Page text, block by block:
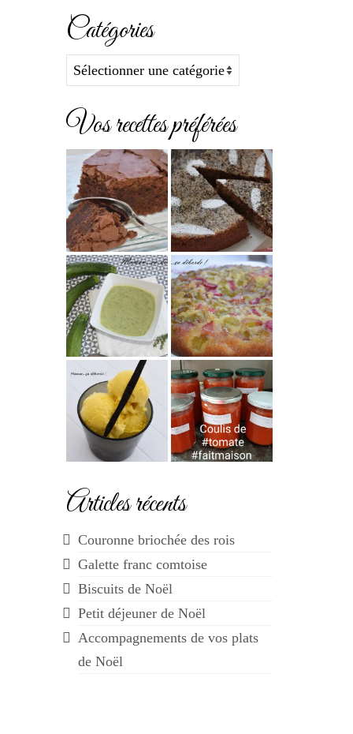
Catégories
Catégories
Vos recettes préférées
Articles récents
Couronne briochée des rois
Galette franc comtoise
Biscuits de Noël
Petit déjeuner de Noël
Accompagnements de vos plats
de Noël